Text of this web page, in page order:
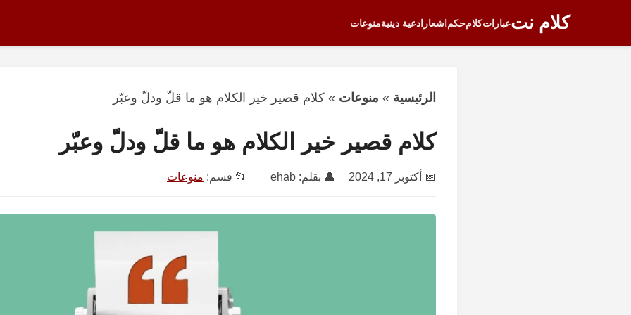
كلام نتعباراتكلامحكم اشعار ادعية دينيةمنوعات
الرئيسية » منوعات » كلام قصير خير الكلام هو ما قلّ ودلّ وعبّر
كلام قصير خير الكلام هو ما قلّ ودلّ وعبّر
📅 أكتوبر 17, 2024 👤 بقلم: ehab 📂 قسم: منوعات